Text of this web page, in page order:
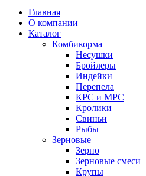
Главная
О компании
Каталог
Комбикорма
Несушки
Бройлеры
Индейки
Перепела
КРС и МРС
Кролики
Свиньи
Рыбы
Зерновые
Зерно
Зерновые смеси
Крупы